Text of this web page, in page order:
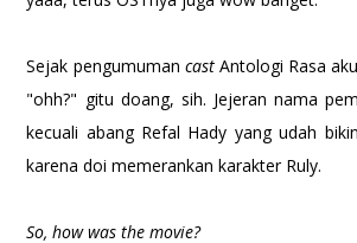
Sejak pengumuman cast Antologi Rasa
"ohh?" gitu doang, sih. Jejeran nama
kecuali abang Refal Hady yang udah
karena doi memerankan karakter Ruly.
So, how was the movie?